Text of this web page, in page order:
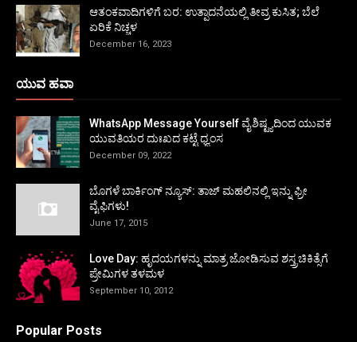
ಆತಂಕವಾದಿಗಳಿಗೆ ಬರ: ಉತ್ಪಾದನೆಯಲ್ಲಿ ತೀವ್ರ ಕುಸಿತ; ಬೆಲೆ
ಏರಿಕೆ ನಿಚ್ಚಳ
December 16, 2023
ಯುವ ಹವಾ
WhatsApp Message Yourself ವೈಶಿಷ್ಟ್ಯದಿಂದ ಯುವಕ
ಯುವತಿಯರ ದುಃಖದ ಕಟ್ಟೆ ಧ್ವಂಸ
December 09, 2022
ಬೊಗಳೆ ಬಾರ್ಕಿಂಗ್ ನ್ಯೂಸ್: ತಾಜ್ ಮಹಲಿನಲ್ಲಿ ಇನ್ನು ಫ್ರೀ
ವೈಫಿಗಳು!
June 17, 2015
Love Day: ಹೃದಯಗಳನ್ನು ಮಾತ್ರ ಜೋಡಿಸುವ ಶಸ್ತ್ರಚಿಕಿತ್ಸೆಗೆ
ಪ್ರೇಮಿಗಳ ತಳಮಳ
September 10, 2012
Popular Posts